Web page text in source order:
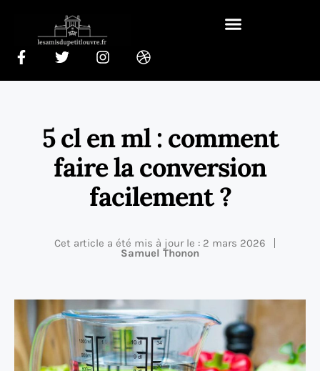
5 cl en ml : comment
faire la conversion
facilement ?
Cet article a été mis à jour le : 2 mars 2026
Samuel Thonon